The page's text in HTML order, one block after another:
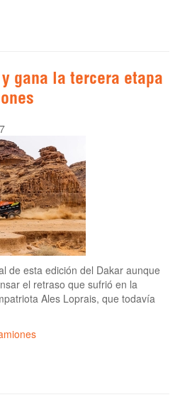
gana la tercera etapa
de esta edición del Dakar aunque
el retraso que sufrió en la
Ales Loprais, que todavía